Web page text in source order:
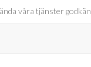
våra tjänster